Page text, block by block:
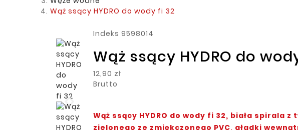
Wąż ssący HYDRO do wody fi 32
Indeks 9598014
Wąż ssący HYDRO do
12,90 zł
Brutto
Wąż ssący HYDRO do wody fi 32, biała spirala
zielonego ze zmiękczonego PVC, gładki